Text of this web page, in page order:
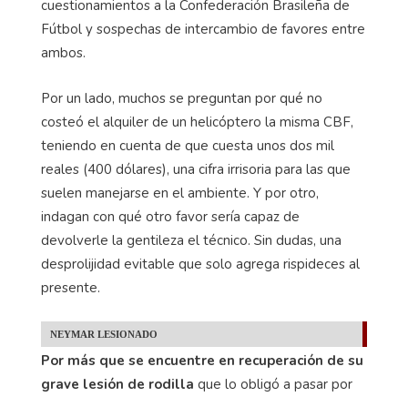
cuestionamientos a la Confederación Brasileña de
Fútbol y sospechas de intercambio de favores entre
ambos.
Por un lado, muchos se preguntan por qué no
costeó el alquiler de un helicóptero la misma CBF,
teniendo en cuenta de que cuesta unos dos mil
reales (400 dólares), una cifra irrisoria para las que
suelen manejarse en el ambiente. Y por otro,
indagan con qué otro favor sería capaz de
devolverle la gentileza el técnico. Sin dudas, una
desprolijidad evitable que solo agrega rispideces al
presente.
NEYMAR LESIONADO
Por más que se encuentre en recuperación de su
grave lesión de rodilla que lo obligó a pasar por